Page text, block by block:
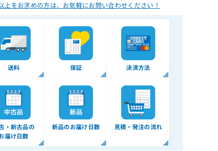
上をお求めの方は、 お気軽にお問い合わせください！
送料 保証 決済方法
・新古品の
届け日数
新品のお届け日数 見積・発注の流れ